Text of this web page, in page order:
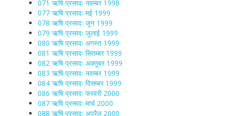
071 ऋषि प्रसादः नवम्बर 1998
077 ऋषि प्रसादः मई 1999
078 ऋषि प्रसादः जून 1999
079 ऋषि प्रसादः जुलाई 1999
080 ऋषि प्रसादः अगस्त 1999
081 ऋषि प्रसादः सितम्बर 1999
082 ऋषि प्रसादः अक्तूबर 1999
083 ऋषि प्रसादः नवम्बर 1999
084 ऋषि प्रसादः दिसम्बर 1999
086 ऋषि प्रसादः फरवरी 2000
087 ऋषि प्रसादः मार्च 2000
088 ऋषि प्रसादः अप्रैल 2000